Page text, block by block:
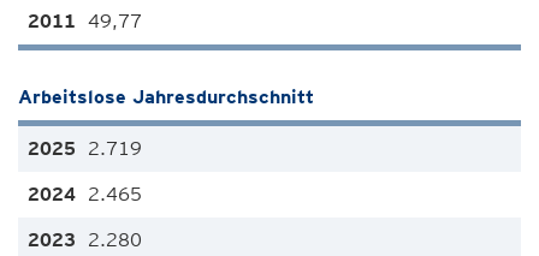
49,77
Arbeitslose Jahresdurchschnitt
2.719
2.465
2.280